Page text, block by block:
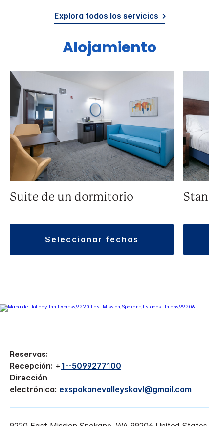
Explora todos los servicios
Alojamiento
Suite de un dormitorio
seleccionar fechas
Reservas:
Recepción: +1--5099277100
Dirección
electrónica: exspokanevalleyskavl@gmail.com